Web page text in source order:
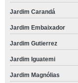
Jardim Carandá
Jardim Embaixador
Jardim Gutierrez
Jardim Iguatemi
Jardim Magnólias